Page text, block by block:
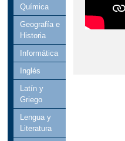
Química
Geografía e
Historia
Informática
Inglés
Latín y
Griego
Lengua y
Literatura